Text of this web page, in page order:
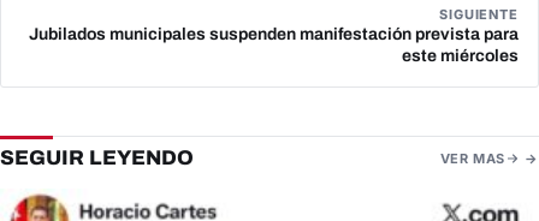
SIGUIENTE
Jubilados municipales suspenden manifestación prevista para
este miércoles
SEGUIR LEYENDO VER MAS